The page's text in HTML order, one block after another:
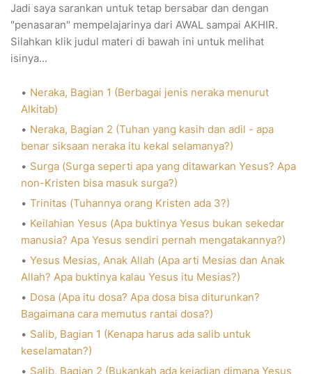
Jadi saya sarankan untuk tetap bersabar dan dengan
"penasaran" mempelajarinya dari AWAL sampai AKHIR.
Silahkan klik judul materi di bawah ini untuk melihat
isinya...
Neraka, Bagian 1 (Berbagai jenis neraka menurut
Alkitab)
Neraka, Bagian 2 (Tuhan yang kasih dan adil - apa
benar siksaan neraka itu kekal selamanya?)
Surga (Surga seperti apa yang ditawarkan Yesus? Apa
non-Kristen bisa masuk surga?)
Trinitas (Tuhannya orang Kristen ada 3?)
Keilahian Yesus (Apa buktinya Yesus bukan sekedar
manusia? Apa Yesus sendiri pernah mengatakannya?)
Yesus Mesias, Anak Allah (Apa arti Mesias dan Anak
Allah? Apa buktinya kalau Yesus itu Mesias?)
Dosa (Apa itu dosa? Apa dosa bisa diturunkan?
Bagaimana cara memutus rantai dosa?)
Salib, Bagian 1 (Kenapa harus ada salib untuk
keselamatan?)
Salib, Bagian 2 (Bukankah ada kejadian dimana Yesus